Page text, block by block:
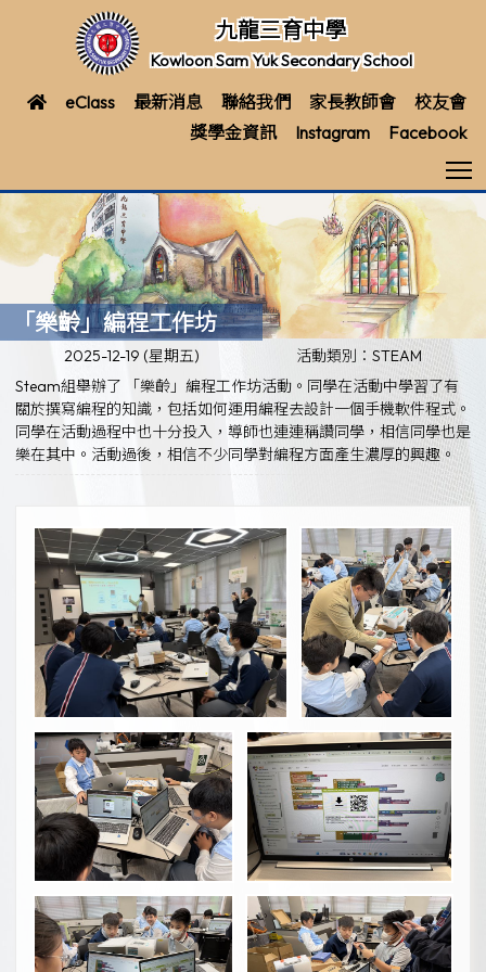
九龍三育中學
Kowloon Sam Yuk Secondary School
eClass 最新消息 聯絡我們 家長教師會
校友會
獎學金資訊
Instagram Facebook
「樂齡」編程工作坊
2025-12-19 (星期五)
活動類別：STEAM
Steam組舉辦了 「樂齡」編程工作坊活動。同學在活動中學習了有
關於撰寫編程的知識，包括如何運用編程去設計一個手機軟件程式。
同學在活動過程中也十分投入，導師也連連稱讚同學，相信同學也是
樂在其中。活動過後，相信不少同學對編程方面產生濃厚的興趣。